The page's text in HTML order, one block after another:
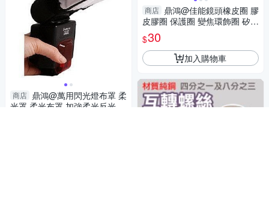
商店 鼎鴻@萬用閃光燈布罩 柔
光罩 柔光布罩 加強柔光反光型
商店 鼎鴻@佳能鏡頭橡皮圈 膠
皮膠圈 保護圈 變焦環飾圈 矽膠
圈 彈性好 經久耐用 九色可選
另售尼康款
$30
加入購物車